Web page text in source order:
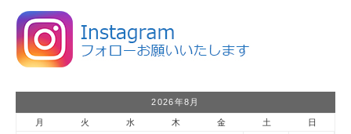
2026年8月
月 火 水 木 金 土 日